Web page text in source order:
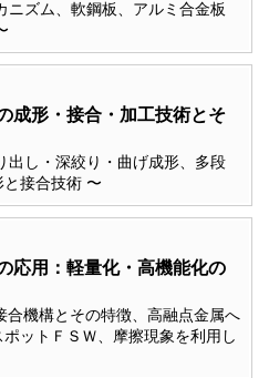
ニズム、軟鋼板、アルミ合金板
成形・接合・加工技術とそ
出し・深絞り・曲げ成形、多段
接合技術 〜
応用：軽量化・高機能化の
合機構とその特徴、高融点金属へ
ットＦＳＷ、摩擦現象を利用し